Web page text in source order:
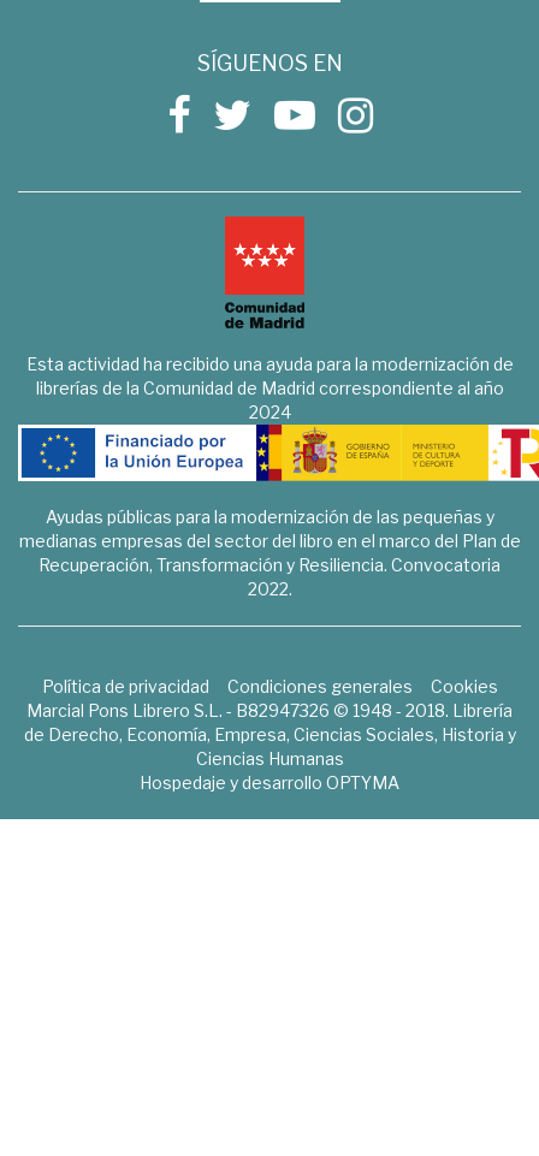
SÍGUENOS EN
Esta actividad ha recibido una ayuda para la modernización de
librerías de la Comunidad de Madrid correspondiente al año
2024
Ayudas públicas para la modernización de las pequeñas y
medianas empresas del sector del libro en el marco del Plan de
Recuperación, Transformación y Resiliencia. Convocatoria
2022.
Política de privacidad Condiciones generales
Cookies
Marcial Pons Librero S.L. - B82947326 © 1948 - 2018. Librería
de Derecho, Economía, Empresa, Ciencias Sociales, Historia y
Ciencias Humanas
Hospedaje y desarrollo OPTYMA